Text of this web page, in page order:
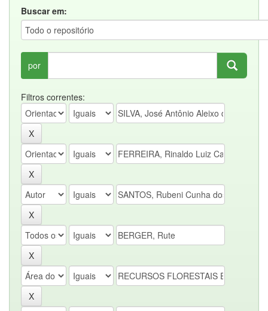
Buscar em:
por
Filtros correntes: